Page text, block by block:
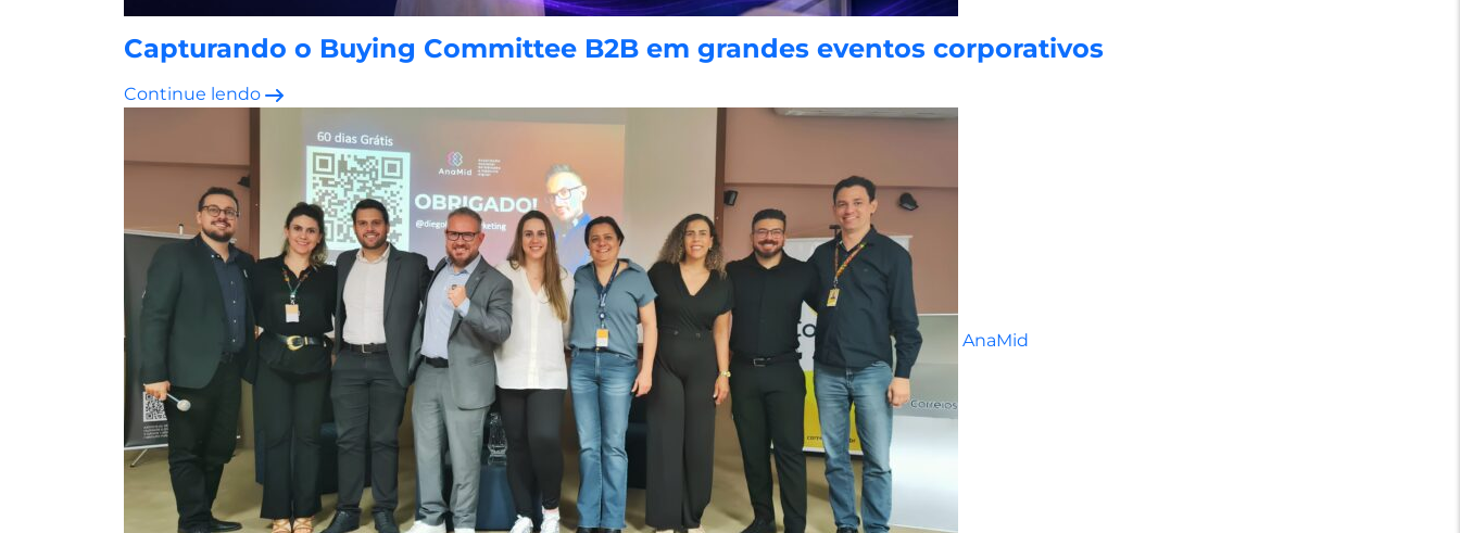
Capturando o Buying Committee B2B em grandes eventos corporativos
Continue lendo
AnaMid